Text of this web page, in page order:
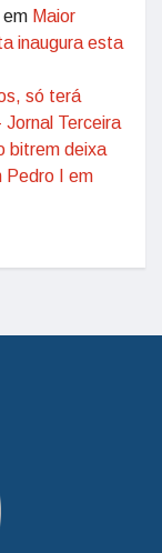
em Maior
inaugura esta
só terá
Jornal Terceira
bitrem deixa
Pedro I em